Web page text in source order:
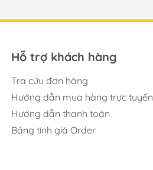
Hỗ trợ khách hàng
Tra cứu đơn hàng
Hướng dẫn mua hàng trực tuyến
Hướng dẫn thanh toán
Bảng tính giá Order